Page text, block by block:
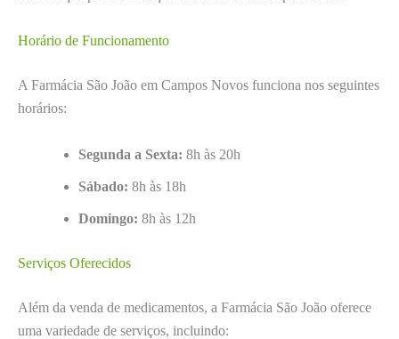
Horário de Funcionamento
A Farmácia São João em Campos Novos funciona nos seguintes
horários:
Segunda a Sexta: 8h às 20h
Sábado: 8h às 18h
Domingo: 8h às 12h
Serviços Oferecidos
Além da venda de medicamentos, a Farmácia São João oferece
uma variedade de serviços, incluindo: